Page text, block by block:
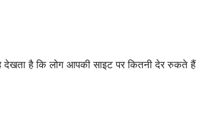
है कि लोग आपकी साइट पर कितनी देर रुकते हैं